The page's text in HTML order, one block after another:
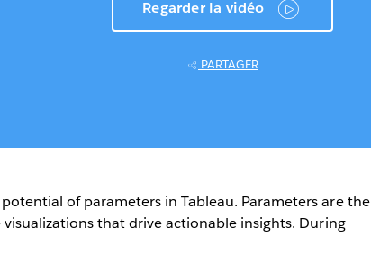
Regarder la vidéo
PARTAGER
of parameters in Tableau. Parameters are the
that drive actionable insights. During